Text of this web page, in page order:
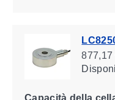
877,17
Capacità della